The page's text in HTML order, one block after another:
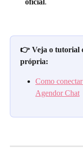
oficial .
👉 Veja o tutorial
própria:
Como
Agendor Chat